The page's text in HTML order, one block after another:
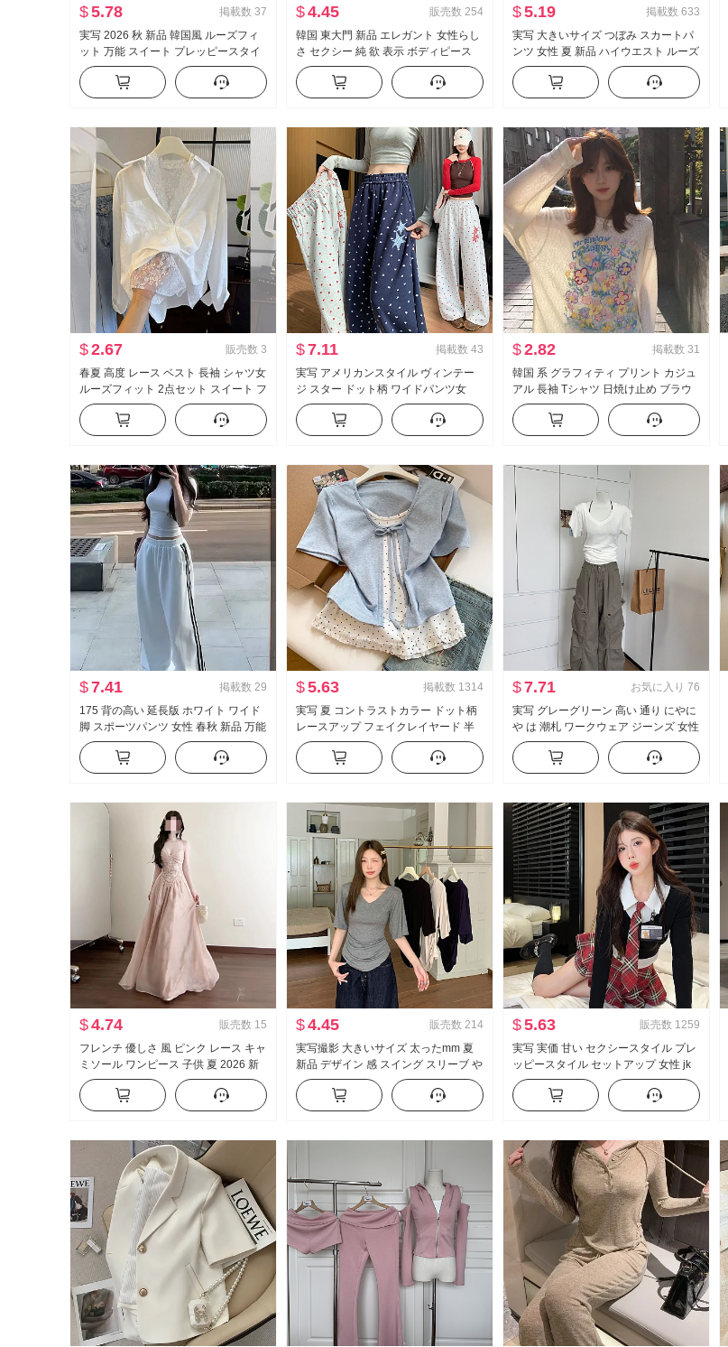
$5.78 掲載数 37
実写 2026 秋 新品 韓国風 ルーズフィ
ット 万能 スイート プレッピースタイ
ル フリル 長袖 シャツ レディーストッ
プス
$4.45 販売数 254
韓国 東大門 新品 エレガント 女性らし
さ セクシー 純 欲 表示 ボディピース
側 系 バックル 半袖 ニット Tシャツ ト
ップス
$5.19 掲載数 633
実写 大きいサイズ つぼみ スカートパ
ンツ 女性 夏 新品 ハイウエスト ルーズ
フィット スリム効果 垂 感 バルーンパ
ンツ カジュアル ワイドパンツ
$2.67 販売数 3
春夏 高度 レース ベスト 長袖 シャツ女
ルーズフィット 2点セット スイート フ
レッシュ
$7.11 掲載数 43
実写 アメリカンスタイル ヴィンテー
ジ スター ドット柄 ワイドパンツ女
2026 秋 新品 ファッション ルーズフィ
ット スリム効果 カジュアルパンツ
$2.82 掲載数 31
韓国 系 グラフィティ プリント カジュ
アル 長袖 Tシャツ 日焼け止め ブラウ
ス 女性 春夏 ルーズフィット ルーズ 風
が冷たい 感 クルーネック トップス
$7.41 掲載数 29
175 背の高い 延長版 ホワイト ワイド
脚 スポーツパンツ 女性 春秋 新品 万能
ストライプ カジュアル フロアレング
ス ズボン
$5.63 掲載数 1314
実写 夏 コントラストカラー ドット柄
レースアップ フェイクレイヤード 半
袖 Tシャツ 女性 夏 新品 スイートスタ
イル マイナー トップス
$7.71 お気に入り 76
実写 グレーグリーン 高い 通り にやに
や は 潮札 ワークウェア ジーンズ 女性
アメリカンスタイル ヴィンテージ ル
ーズフィット フロアレングス カジュ
アル ズボン
$4.74 販売数 15
フレンチ 優しさ 風 ピンク レース キャ
ミソール ワンピース 子供 夏 2026 新
品 海辺 休暇 エレガント ロングスカー
ト
$4.45 販売数 214
実写撮影 大きいサイズ 太ったmm 夏
新品 デザイン 感 スイング スリーブ や
せている t カジュアル スリム効果 スリ
ムフィット 底打ち トップス
$5.63 販売数 1259
実写 実価 甘い セクシースタイル プレ
ッピースタイル セットアップ 女性 jk
制服 フェイクレイヤード 純 欲 トップ
ス ハーフ スカートパンツ ツーピース
セット